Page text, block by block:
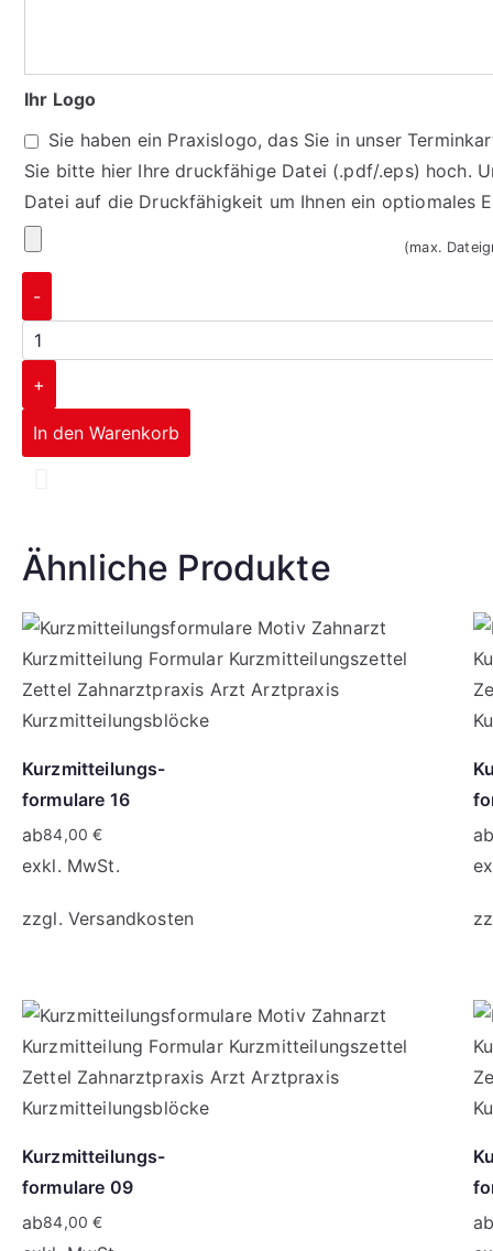
Ihr Logo
Sie haben ein Praxislogo, das Sie in unser
Sie bitte hier Ihre druckfähige Datei (.pdf/.eps) hoch.
Datei auf die Druckfähigkeit um Ihnen ein optiomales
(max.
-
+
In den Warenkorb
Ähnliche Produkte
Kurzmitteilungs-
formulare 16
ab84,00€
exkl. MwSt.
zzgl. Versandkosten
Kurzmitteilungs-
formulare 09
ab84,00€